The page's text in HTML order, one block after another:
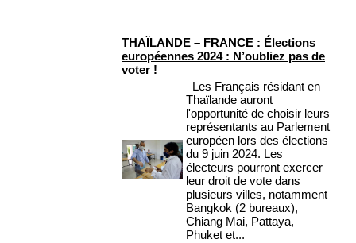
THAÏLANDE – FRANCE : Élections
européennes 2024 : N’oubliez pas de
voter !
Les Français résidant en
Thaïlande auront
l'opportunité de choisir leurs
représentants au Parlement
européen lors des élections
du 9 juin 2024. Les
électeurs pourront exercer
leur droit de vote dans
plusieurs villes, notamment
Bangkok (2 bureaux),
Chiang Mai, Pattaya,
Phuket et...